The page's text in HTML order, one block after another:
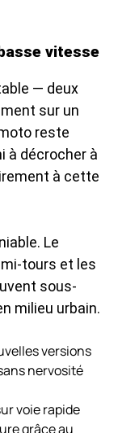
vitesse
— deux
sur un
reste
à décrocher à
à cette
Le
tours et les
sous-
milieu urbain.
versions
nervosité
voie rapide
grâce au